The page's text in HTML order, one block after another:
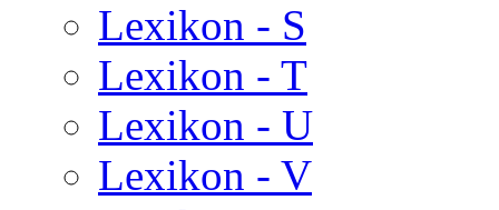
Lexikon - S
Lexikon - T
Lexikon - U
Lexikon - V